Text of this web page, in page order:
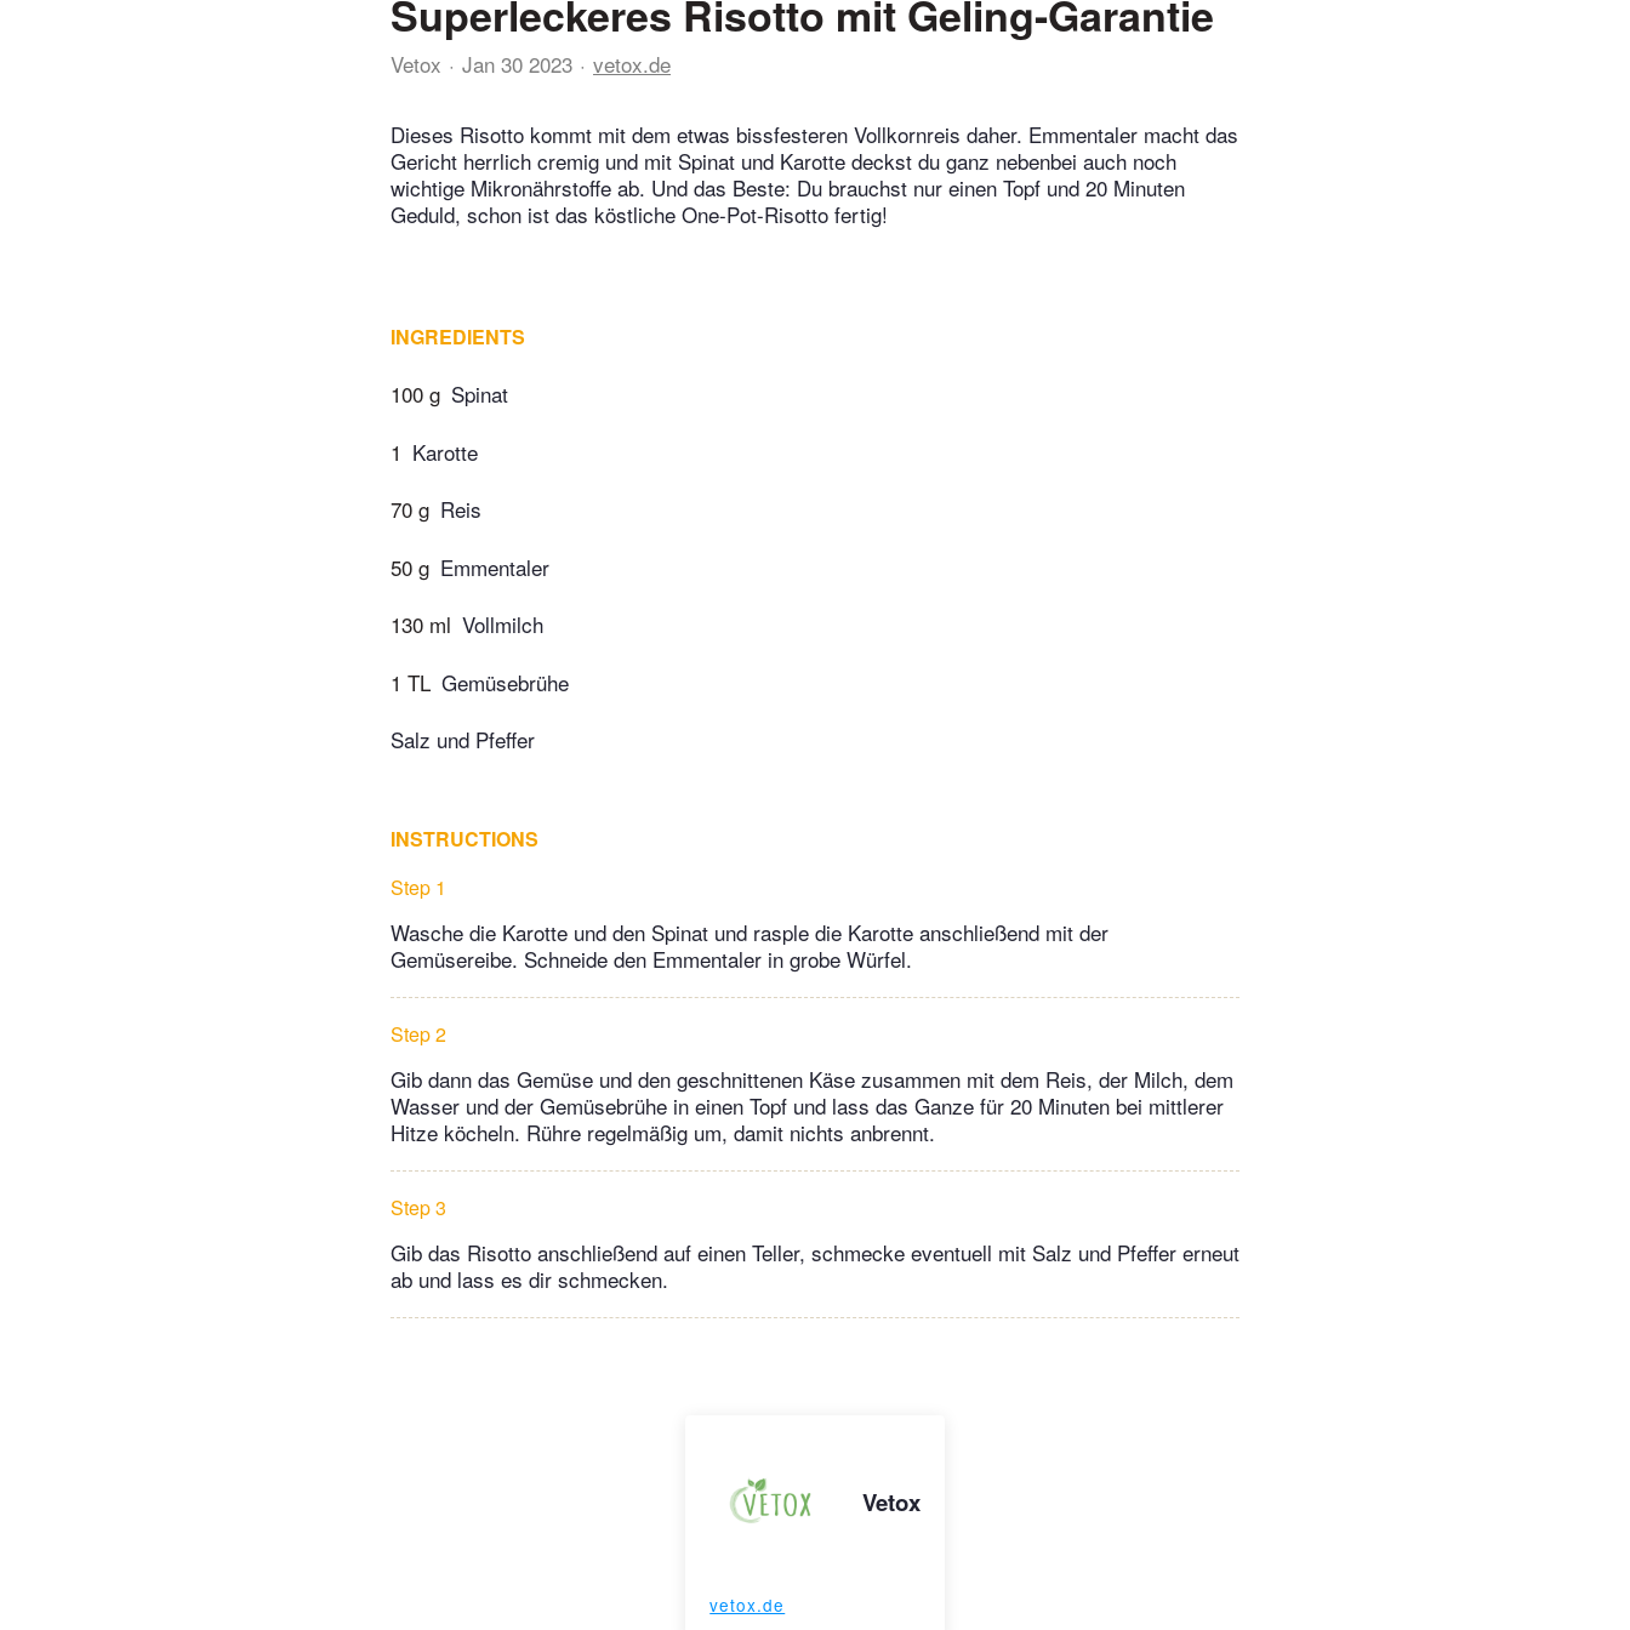
Superleckeres Risotto mit Geling-Garantie
Vetox Jan 30 2023 vetox.de
Dieses Risotto kommt mit dem etwas bissfesteren Vollkornreis daher. Emmentaler macht das
Gericht herrlich cremig und mit Spinat und Karotte deckst du ganz nebenbei auch noch
wichtige Mikronährstoffe ab. Und das Beste: Du brauchst nur einen Topf und 20 Minuten
Geduld, schon ist das köstliche One-Pot-Risotto fertig!
INGREDIENTS
100 g Spinat
1 Karotte
70 g Reis
50 g Emmentaler
130 ml Vollmilch
1 TL Gemüsebrühe
Salz und Pfeffer
INSTRUCTIONS
Step 1
Wasche die Karotte und den Spinat und rasple die Karotte anschließend mit der
Gemüsereibe. Schneide den Emmentaler in grobe Würfel.
Step 2
Gib dann das Gemüse und den geschnittenen Käse zusammen mit dem Reis, der Milch, dem
Wasser und der Gemüsebrühe in einen Topf und lass das Ganze für 20 Minuten bei mittlerer
Hitze köcheln. Rühre regelmäßig um, damit nichts anbrennt.
Step 3
Gib das Risotto anschließend auf einen Teller, schmecke eventuell mit Salz und Pfeffer erneut
ab und lass es dir schmecken.
Vetox
vetox.de